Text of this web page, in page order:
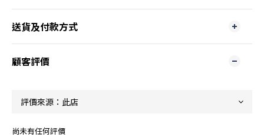
送貨及付款方式
顧客評價
尚未有任何評價